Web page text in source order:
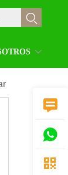


